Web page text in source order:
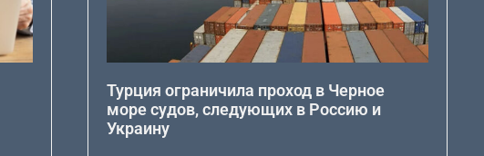
Турция ограничила проход в Черное
море судов, следующих в Россию и
Украину